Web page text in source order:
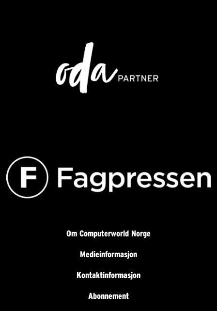
Om Computerworld Norge
Medieinformasjon
Kontaktinformasjon
Abonnement